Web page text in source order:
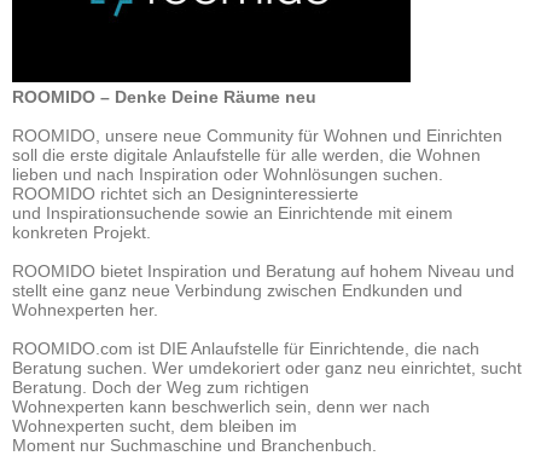
ROOMIDO – Denke Deine Räume neu
ROOMIDO, unsere neue Community für Wohnen und Einrichten
soll die erste digitale Anlaufstelle für alle werden, die Wohnen
lieben und nach Inspiration oder Wohnlösungen suchen.
ROOMIDO richtet sich an Designinteressierte
und Inspirationsuchende sowie an Einrichtende mit einem
konkreten Projekt.
ROOMIDO bietet Inspiration und Beratung auf hohem Niveau und
stellt eine ganz neue Verbindung zwischen Endkunden und
Wohnexperten her.
ROOMIDO.com ist DIE Anlaufstelle für Einrichtende, die nach
Beratung suchen. Wer umdekoriert oder ganz neu einrichtet, sucht
Beratung. Doch der Weg zum richtigen
Wohnexperten kann beschwerlich sein, denn wer nach
Wohnexperten sucht, dem bleiben im
Moment nur Suchmaschine und Branchenbuch.